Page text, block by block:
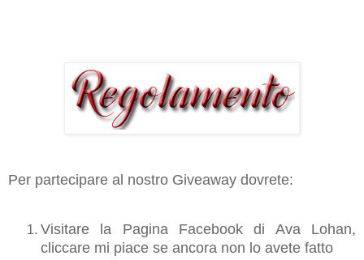
Per partecipare al nostro Giveaway dovrete:
Visitare la Pagina Facebook di Ava Lohan,
cliccare mi piace se ancora non lo avete fatto